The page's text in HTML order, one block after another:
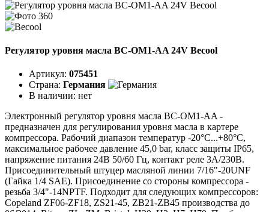
Регулятор уровня масла BC-OM1-AA 24V Becool
Артикул: 075451
Страна: Германия
В наличии: нет
Электронный регулятор уровня масла BC-OM1-AA -
предназначен для регулирования уровня масла в картере
компрессора. Рабочий диапазон температур -20°C...+80°C,
максимальное рабочее давление 45,0 bar, класс защиты IP65,
напряжение питания 24В 50/60 Гц, контакт реле 3А/230В.
Присоединительный штуцер масляной линии 7/16"-20UNF
(Гайка 1/4 SAE). Присоединение со стороны компрессора -
резьба 3/4"-14NPTF. Подходит для следующих компрессоров:
Copeland ZF06-ZF18, ZS21-45, ZB21-ZB45 производства до